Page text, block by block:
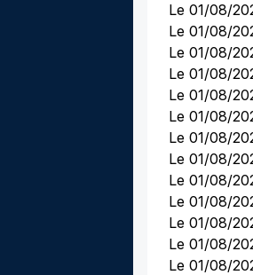
Le 01/08/
Le 01/08/
Le 01/08/
Le 01/08/
Le 01/08/
Le 01/08/
Le 01/08/
Le 01/08/
Le 01/08/
Le 01/08/
Le 01/08/
Le 01/08/
Le 01/08/